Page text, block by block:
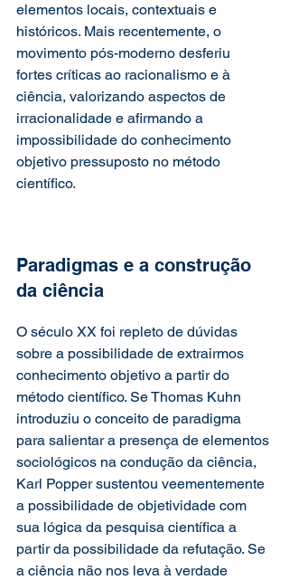
elementos locais, contextuais e
históricos. Mais recentemente, o
movimento pós-moderno desferiu
fortes críticas ao racionalismo e à
ciência, valorizando aspectos de
irracionalidade e afirmando a
impossibilidade do conhecimento
objetivo pressuposto no método
científico.
Paradigmas e a construção
da ciência
O século XX foi repleto de dúvidas
sobre a possibilidade de extrairmos
conhecimento objetivo a partir do
método científico. Se Thomas Kuhn
introduziu o conceito de paradigma
para salientar a presença de elementos
sociológicos na condução da ciência,
Karl Popper sustentou veementemente
a possibilidade de objetividade com
sua lógica da pesquisa científica a
partir da possibilidade da refutação. Se
a ciência não nos leva à verdade